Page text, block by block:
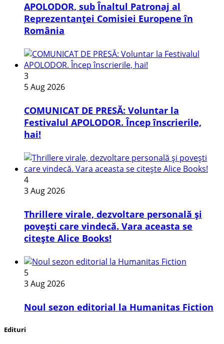
APOLODOR, sub Înaltul Patronaj al
Reprezentanței Comisiei Europene în
România
3
5 Aug 2026
COMUNICAT DE PRESĂ: Voluntar la
Festivalul APOLODOR. Încep înscrierile,
hai!
4
3 Aug 2026
Thrillere virale, dezvoltare personală și
povești care vindecă. Vara aceasta se
citește Alice Books!
5
3 Aug 2026
​Noul sezon editorial la Humanitas Fiction
Edituri